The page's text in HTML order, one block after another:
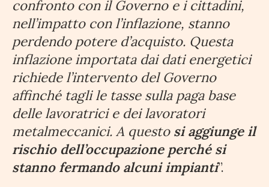
confronto con il Governo e i cittadini,
nell’impatto con l’inflazione, stanno
perdendo potere d’acquisto. Questa
inflazione importata dai dati energetici
richiede l’intervento del Governo
affinché tagli le tasse sulla paga base
delle lavoratrici e dei lavoratori
metalmeccanici. A questo si aggiunge il
rischio dell’occupazione perché si
stanno fermando alcuni impianti”.